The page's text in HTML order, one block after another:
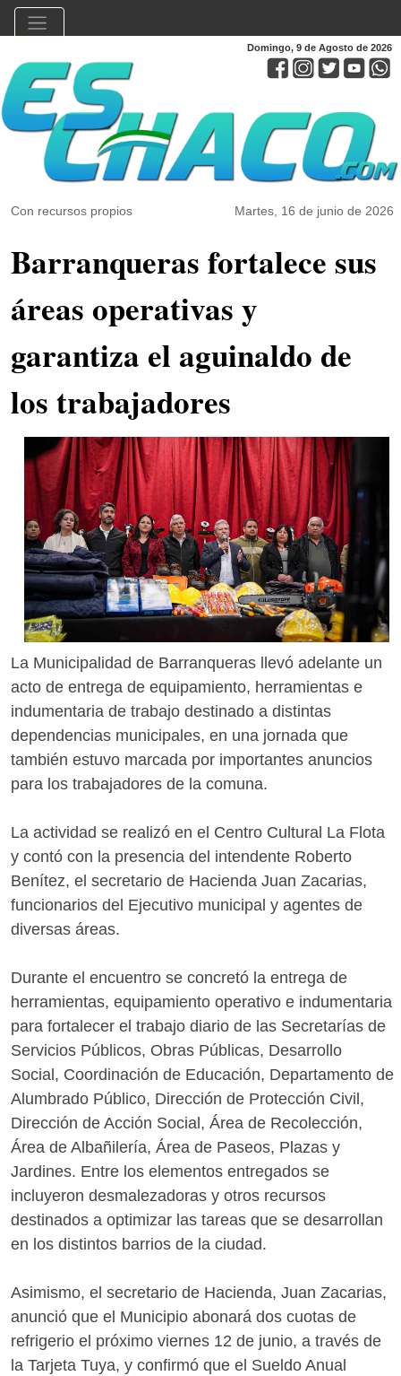
Domingo, 9 de Agosto de 2026
Con recursos propios Martes, 16 de junio de 2026
Barranqueras fortalece sus
áreas operativas y
garantiza el aguinaldo de
los trabajadores
La Municipalidad de Barranqueras llevó adelante un
acto de entrega de equipamiento, herramientas e
indumentaria de trabajo destinado a distintas
dependencias municipales, en una jornada que
también estuvo marcada por importantes anuncios
para los trabajadores de la comuna.
La actividad se realizó en el Centro Cultural La Flota
y contó con la presencia del intendente Roberto
Benítez, el secretario de Hacienda Juan Zacarias,
funcionarios del Ejecutivo municipal y agentes de
diversas áreas.
Durante el encuentro se concretó la entrega de
herramientas, equipamiento operativo e indumentaria
para fortalecer el trabajo diario de las Secretarías de
Servicios Públicos, Obras Públicas, Desarrollo
Social, Coordinación de Educación, Departamento de
Alumbrado Público, Dirección de Protección Civil,
Dirección de Acción Social, Área de Recolección,
Área de Albañilería, Área de Paseos, Plazas y
Jardines. Entre los elementos entregados se
incluyeron desmalezadoras y otros recursos
destinados a optimizar las tareas que se desarrollan
en los distintos barrios de la ciudad.
Asimismo, el secretario de Hacienda, Juan Zacarias,
anunció que el Municipio abonará dos cuotas de
refrigerio el próximo viernes 12 de junio, a través de
la Tarjeta Tuya, y confirmó que el Sueldo Anual